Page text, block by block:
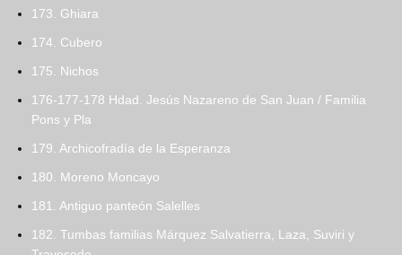
173. Ghiara
174. Cubero
175. Nichos
176-177-178 Hdad. Jesús Nazareno de San Juan / Familia
Pons y Pla
179. Archicofradía de la Esperanza
180. Moreno Moncayo
181. Antiguo panteón Salelles
182. Tumbas familias Márquez Salvatierra, Laza, Suviri y